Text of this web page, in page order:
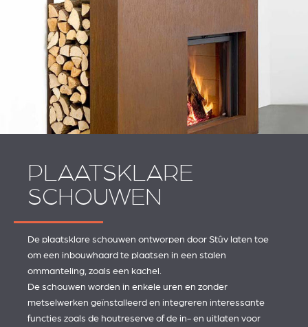
PLAATSKLARE
SCHOUWEN
De plaatsklare schouwen ontworpen door Stûv laten toe
om een inbouwhaard te plaatsen in een stalen
ommanteling, zoals een kachel.
De schouwen worden in enkele uren en zonder
metselwerken geïnstalleerd en integreren interessante
functies zoals de houtreserve of de in- en uitlaten voor